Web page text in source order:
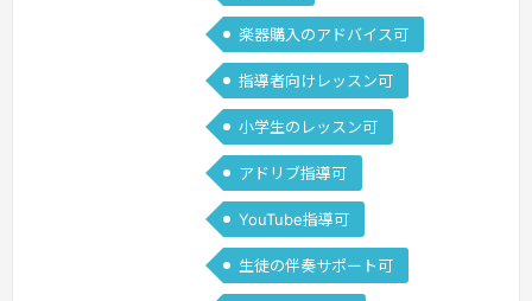
楽器購入のアドバイス可
指導者向けレッスン可
小学生のレッスン可
アドリブ指導可
YouTube指導可
生徒の伴奏サポート可